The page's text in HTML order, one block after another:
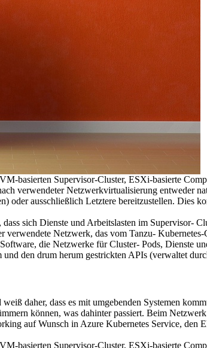
basierten Supervisor-Cluster, ESXi-basierte
verwendeter Netzwerkvirtualisierung entweder
oder ausschließlich Letztere bereitzustellen. Dies
sich Dienste und Arbeitslasten im Supervisor-
verwendete Netzwerk, das vom Tanzu-
die Netzwerke für Cluster- Pods, Dienste
den drum herum gestrickten APIs (verwaltet
daher, dass es mit umgebenden Systemen
können, was dahinter passiert. Beim
auf Wunsch in Azure Kubernetes Service, den
basierten Supervisor-Cluster, ESXi-basierte